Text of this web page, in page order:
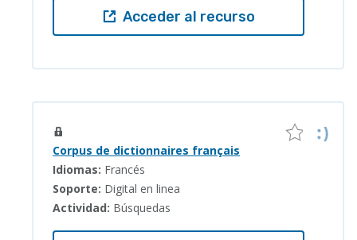
Acceder al recurso
Corpus de dictionnaires français
Idiomas: Francés
Soporte: Digital en linea
Actividad: Búsquedas